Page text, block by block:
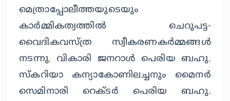
മെത്രാപ്പോലീത്തയുടെയും
കാർമ്മികത്വത്തിൽ ചെറുപട്ട-
വൈദികവസ്ത്ര സ്വീകരണകർമ്മങ്ങൾ
നടന്നു. വികാരി ജനറാൾ പെരിയ ബഹു.
സ്കറിയാ കന്യാകോണിലച്ചനും മൈനർ
സെമിനാരി റെക്ടർ പെരിയ ബഹു.